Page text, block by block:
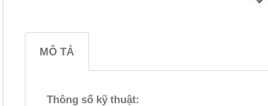
MÔ TẢ
Thông số kỹ thuật: